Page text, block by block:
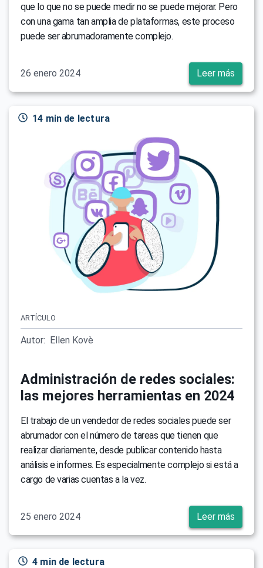
que lo que no se puede medir no se puede mejorar. Pero
con una gama tan amplia de plataformas, este proceso
puede ser abrumadoramente complejo.
26 enero 2024 Leer más
14 min de lectura
ARTÍCULO
Autor: Ellen Kovè
Administración de redes sociales:
las mejores herramientas en 2024
El trabajo de un vendedor de redes sociales puede ser
abrumador con el número de tareas que tienen que
realizar diariamente, desde publicar contenido hasta
análisis e informes. Es especialmente complejo si está a
cargo de varias cuentas a la vez.
25 enero 2024 Leer más
4 min de lectura